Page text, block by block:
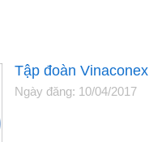
Tập đoàn Vinaconex
Ngày đăng: 10/04/2017